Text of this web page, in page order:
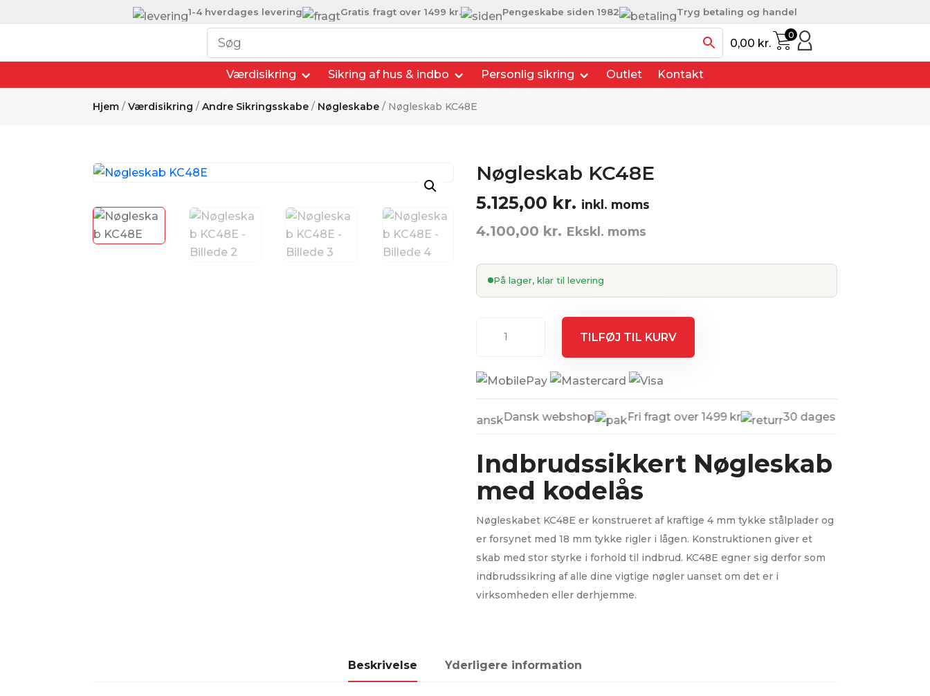
1-4 hverdages levering Gratis fragt over 1499 kr. Pengeskabe siden 1982 Tryg betaling og handel
0,00 kr.
0
Værdisikring Sikring af hus & indbo Personlig sikring Outlet Kontakt
Hjem /Værdisikring /Andre Sikringsskabe / Nøgleskabe / Nøgleskab KC48E
Nøgleskab KC48E
5.125,00 kr. inkl. moms
4.100,00 kr. Ekskl. moms
På lager, klar til levering
KC48E
TILFØJ TIL KURV
Dansk webshop Fri fragt over 1499 kr 30 dages returret
Indbrudssikkert Nøgleskab
med kodelås
Nøgleskabet KC48E er konstrueret af kraftige 4 mm tykke stålplader og
er forsynet med 18 mm tykke rigler i lågen. Konstruktionen giver et
skab med stor styrke i forhold til indbrud. KC48E egner sig derfor som
indbrudssikring af alle dine vigtige nøgler uanset om det er i
virksomheden eller derhjemme.
Beskrivelse Yderligere information